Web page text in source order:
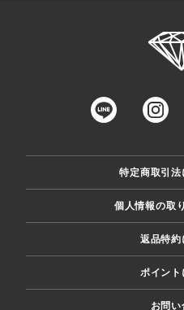
特定商取引
個人情報の取
返品特約
ポイント
お問